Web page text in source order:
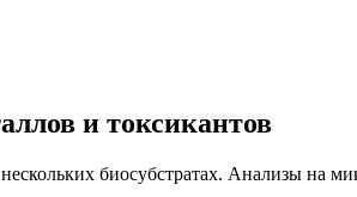
и токсикантов
биосубстратах. Анализы